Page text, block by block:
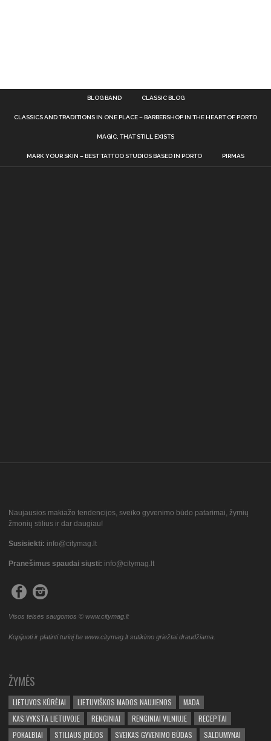
BLOG BAND CLASSIC BLOG
CLASSICS AND TRADITIONS IN ONE PLACE – BARBERSHOP IN THE HEART OF PORTO
MAGIC, THAT STILL EXISTS
MARK YOUR SKIN – BEST TATTOO STUDIOS BASED IN PORTO PIRMAS
Naujausios makiažo tendencijos, sveiko gyvenimo būdo patarimai, žymių
žmonių stilius ir dar daugiau!
Susisiekti: info@citymag.lt
Pranešimus spaudai siųsti: info@citymag.lt
Visos teisės saugomos © www.citymag.lt
Kopijuoti ir platinti turinį be www.citymag.lt sutikimo griežtai draudžiama.
ŽYMĖS
LIETUVOS KŪRĖJAI LIETUVIŠKOS MADOS NAUJIENOS
MADA
KAS VYKSTA LIETUVOJE
RENGINIAI RENGINIAI VILNIUJE
RECEPTAI
POKALBIAI
STILIAUS ĮDĖJOS SVEIKAS GYVENIMO BŪDAS SALDUMYNAI